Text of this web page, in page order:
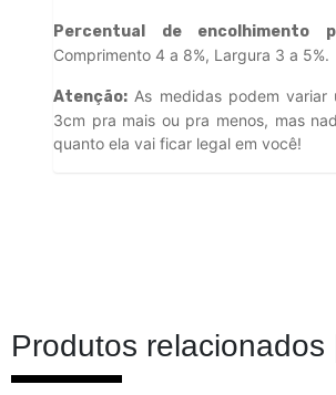
Percentual de encolhimento
Comprimento 4 a 8%, Largura 3 a 5%.
Atenção: As medidas podem variar
3cm pra mais ou pra menos, mas
quanto ela vai ficar legal em você!
Produtos relacionados